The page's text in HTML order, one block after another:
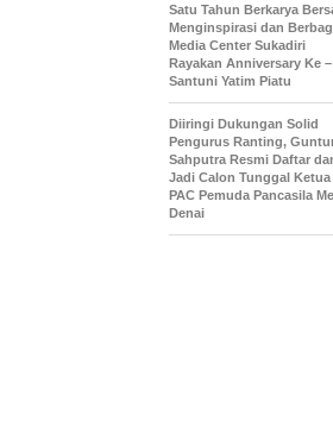
Satu Tahun Berkarya
Menginspirasi dan
Media Center Sukadiri
Rayakan Anniversary Ke –
Santuni Yatim Piatu
Diiringi Dukungan Solid
Pengurus Ranting,
Sahputra Resmi Daftar
Jadi Calon Tunggal Ketua
PAC Pemuda Pancasila
Denai